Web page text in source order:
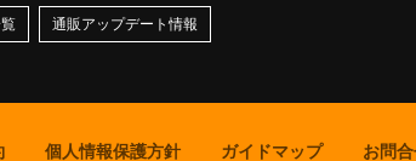
通販アップデート情報
個人情報保護方針 ガイドマップ お問